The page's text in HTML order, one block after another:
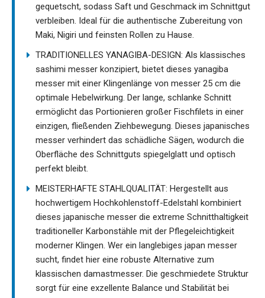
gequetscht, sodass Saft und Geschmack im Schnittgut
verbleiben. Ideal für die authentische Zubereitung von
Maki, Nigiri und feinsten Rollen zu Hause.
TRADITIONELLES YANAGIBA-DESIGN: Als klassisches
sashimi messer konzipiert, bietet dieses yanagiba
messer mit einer Klingenlänge von messer 25 cm die
optimale Hebelwirkung. Der lange, schlanke Schnitt
ermöglicht das Portionieren großer Fischfilets in einer
einzigen, fließenden Ziehbewegung. Dieses japanisches
messer verhindert das schädliche Sägen, wodurch die
Oberfläche des Schnittguts spiegelglatt und optisch
perfekt bleibt.
MEISTERHAFTE STAHLQUALITÄT: Hergestellt aus
hochwertigem Hochkohlenstoff-Edelstahl kombiniert
dieses japanische messer die extreme Schnitthaltigkeit
traditioneller Karbonstähle mit der Pflegeleichtigkeit
moderner Klingen. Wer ein langlebiges japan messer
sucht, findet hier eine robuste Alternative zum
klassischen damastmesser. Die geschmiedete Struktur
sorgt für eine exzellente Balance und Stabilität bei